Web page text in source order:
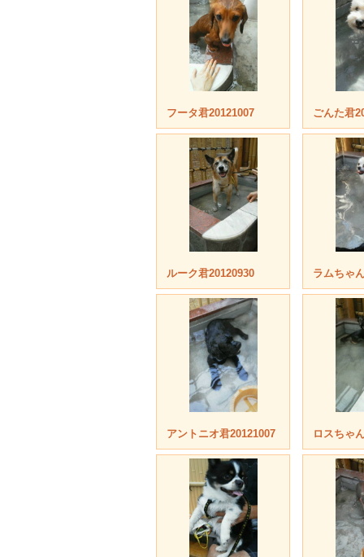
フータ君20121007 ごんた君
ルーク君20120930 ラムちゃ
アントニオ君20121007 ロスちゃ